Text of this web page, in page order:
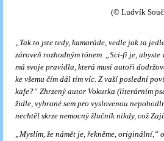
(© Ludvík
„Tak to jste tedy, kamaráde, vedle jak ta
zároveň rozhodným tónem. „Sci-fi je,
má svoje pravidla, kte­rá musí autoři
ke všemu čím dál tím víc. Z vaší poslední
kafe?“ Zhrzený autor Vokurka (literárním
židle, vybrané sem pro vyslovenou
nechtěl skrze nemocný žlučník nikdy, což
„Myslím, že námět je, řekněme, originální,“